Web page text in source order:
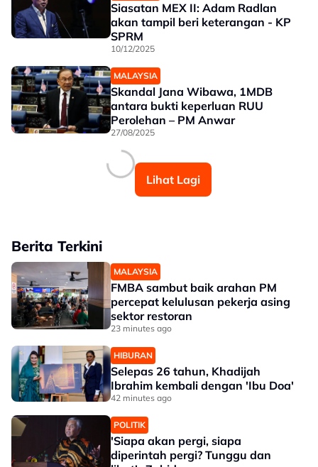
Siasatan MEX II: Adam Radlan
akan tampil beri keterangan - KP
SPRM
10/12/2025
MALAYSIA
Skandal Jana Wibawa, 1MDB
antara bukti keperluan RUU
Perolehan – PM Anwar
27/08/2025
Lihat Lagi
Berita Terkini
MALAYSIA
FMBA sambut baik arahan PM
percepat kelulusan pekerja asing
sektor restoran
23 minutes ago
HIBURAN
Selepas 26 tahun, Khadijah
Ibrahim kembali dengan 'Ibu Doa'
42 minutes ago
POLITIK
'Siapa akan pergi, siapa
diperintah pergi? Tunggu dan